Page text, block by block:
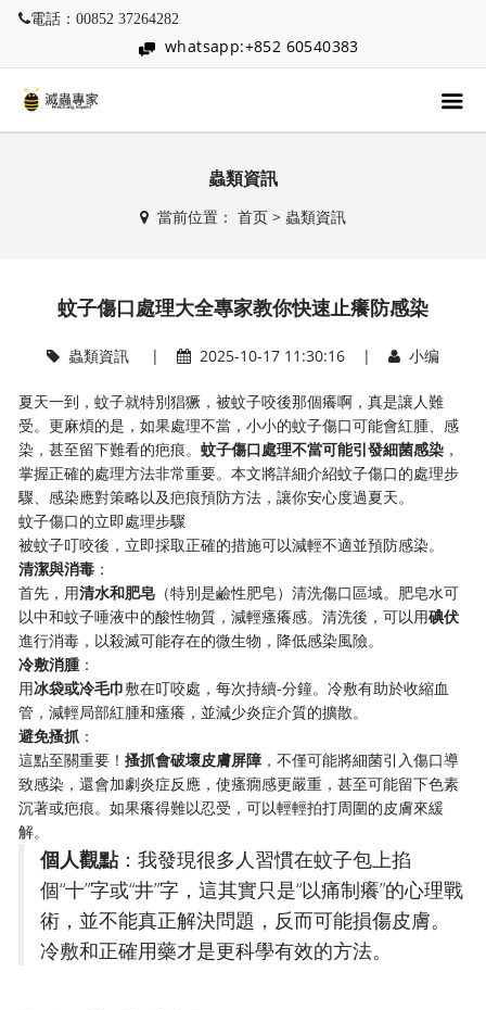
電話：00852 37264282
whatsapp:+852 60540383
蟲類資訊
當前位置： 首页> 蟲類資訊
蚊子傷口處理大全專家教你快速止癢防感染
蟲類資訊| 2025-10-17 11:30:16 | 小编
夏天一到，蚊子就特別猖獗，被蚊子咬後那個癢啊，真是讓人難
受。更麻煩的是，如果處理不當，小小的蚊子傷口可能會紅腫、感
染，甚至留下難看的疤痕。​​蚊子傷口處理不當可能引發細菌感染​ ​，
掌握正確的處理方法非常重要。本文將詳細介紹蚊子傷口的處理步
驟、感染應對策略以及疤痕預防方法，讓你安心度過夏天。
蚊子傷口的立即處理步驟
被蚊子叮咬後，立即採取正確的措施可以減輕不適並預防感染。
​清潔與消毒​ ​：
首先，用​​清水和肥皂​ ​（特別是鹼性肥皂）清洗傷口區域。肥皂水可
以中和蚊子唾液中的酸性物質，減輕瘙癢感。清洗後，可以用​​碘伏​
進行消毒，以殺滅可能存在的微生物，降低感染風險。
​冷敷消腫​ ​：
用​​冰袋或冷毛巾​​敷在叮咬處，每次持續-分鐘。冷敷有助於收縮血
管，減輕局部紅腫和瘙癢，並減少炎症介質的擴散。
​避免搔抓​ ​：
這點至關重要！​​搔抓會破壞皮膚屏障​ ​，不僅可能將細菌引入傷口導
致感染，還會加劇炎症反應，使瘙癇感更嚴重，甚至可能留下色素
沉著或疤痕。如果癢得難以忍受，可以輕輕拍打周圍的皮膚來緩
解。
​個人觀點​ ​：我發現很多人習慣在蚊子包上掐
個“十”字或“井”字，這其實只是“以痛制癢”的心理戰
術，並不能真正解決問題，反而可能損傷皮膚。
冷敷和正確用藥才是更科學有效的方法。